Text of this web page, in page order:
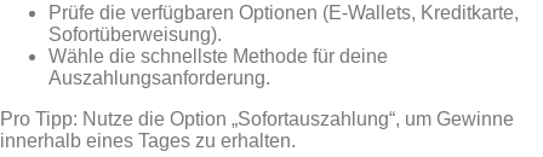
Prüfe die verfügbaren Optionen (E‑Wallets, Kreditkarte,
Sofortüberweisung).
Wähle die schnellste Methode für deine
Auszahlungsanforderung.
Pro Tipp: Nutze die Option „Sofortauszahlung“, um Gewinne
innerhalb eines Tages zu erhalten.